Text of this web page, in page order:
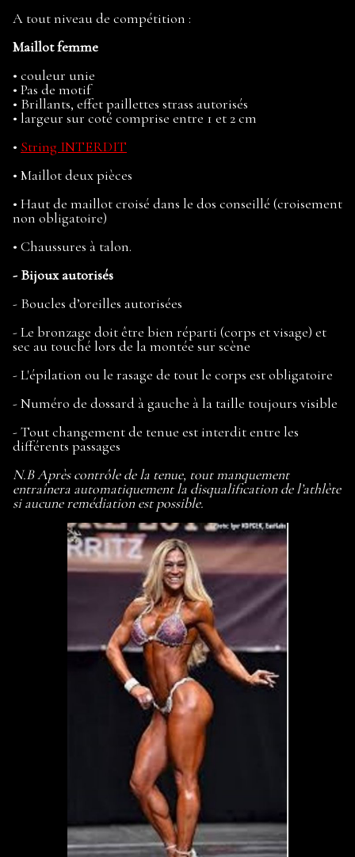
A tout niveau de compétition :
Maillot femme
• couleur unie
• Pas de motif
• Brillants, effet paillettes strass autorisés
• largeur sur coté comprise entre 1 et 2 cm
• String INTERDIT
• Maillot deux pièces
• Haut de maillot croisé dans le dos conseillé (croisement
non obligatoire)
• Chaussures à talon.
- Bijoux autorisés
- Boucles d’oreilles autorisées
-Le bronzage doit être bien réparti (corps et visage) et
sec au touché lors de la montée sur scène
-L'épilation ou le rasage de tout le corps est obligatoire
-Numéro de dossard à gauche à la taille toujours visible
-Tout changement de tenue est interdit entre les
différents passages
N.B Après contrôle de la tenue, tout manquement
entraînera automatiquement la disqualification de l’athlète
si aucune remédiation est possible.